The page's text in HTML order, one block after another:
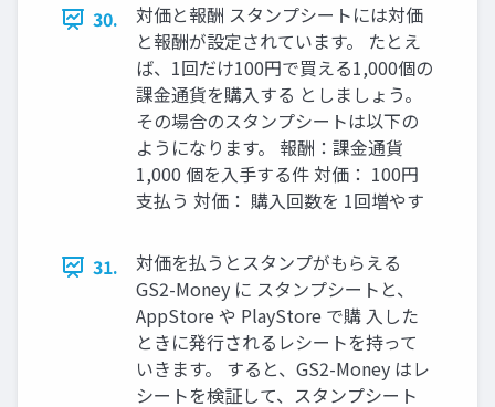
30.
対価と報酬 スタンプシートには対価
と報酬が設定されています。 たとえ
ば、1回だけ100円で買える1,000個の
課⾦通貨を購⼊する としましょう。
その場合のスタンプシートは以下の
ようになります。 報酬：課⾦通貨
1,000 個を⼊⼿する件 対価： 100円
⽀払う 対価： 購⼊回数を 1回増やす
31.
対価を払うとスタンプがもらえる
GS2-Money に スタンプシートと、
AppStore や PlayStore で購 ⼊した
ときに発⾏されるレシートを持って
いきます。 すると、GS2-Money はレ
シートを検証して、スタンプシート